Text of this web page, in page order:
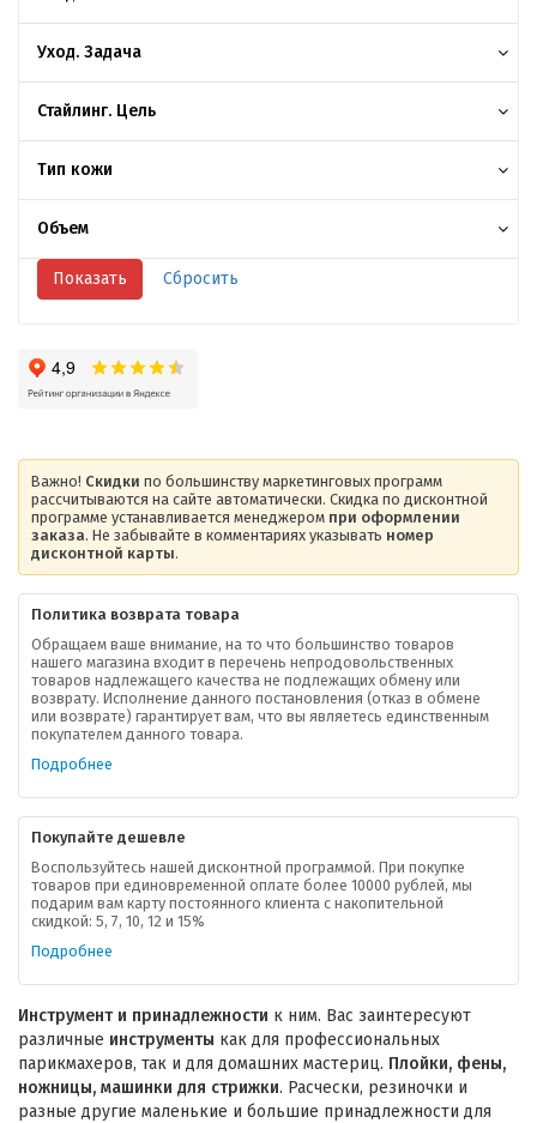
Уход. Задача
Стайлинг. Цель
Тип кожи
Объем
Важно! Скидки по большинству маркетинговых программ
рассчитываются на сайте автоматически. Скидка по дисконтной
программе устанавливается менеджером при оформлении
заказа. Не забывайте в комментариях указывать номер
дисконтной карты.
Политика возврата товара
Обращаем ваше внимание, на то что большинство товаров
нашего магазина входит в перечень непродовольственных
товаров надлежащего качества не подлежащих обмену или
возврату. Исполнение данного постановления (отказ в обмене
или возврате) гарантирует вам, что вы являетесь единственным
покупателем данного товара.
Подробнее
Покупайте дешевле
Воспользуйтесь нашей дисконтной программой. При покупке
товаров при единовременной оплате более 10000 рублей, мы
подарим вам карту постоянного клиента с накопительной
скидкой: 5, 7, 10, 12 и 15%
Подробнее
Инструмент и принадлежности к ним. Вас заинтересуют
различные инструменты как для профессиональных
парикмахеров, так и для домашних мастериц. Плойки, фены,
ножницы, машинки для стрижки. Расчески, резиночки и
разные другие маленькие и большие принадлежности для